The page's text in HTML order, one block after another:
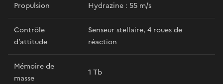
Propulsion Hydrazine : 55 m/s
Contrôle
d’attitude
Senseur stellaire, 4 roues de
réaction
Mémoire de
masse
1 Tb